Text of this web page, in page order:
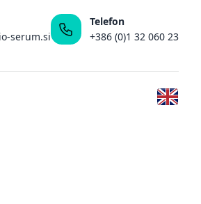
serum.si
Telefon
+386 (0)1 32 060 23